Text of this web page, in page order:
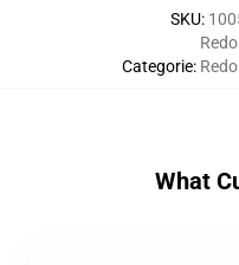
SKU:
Categorie:
What